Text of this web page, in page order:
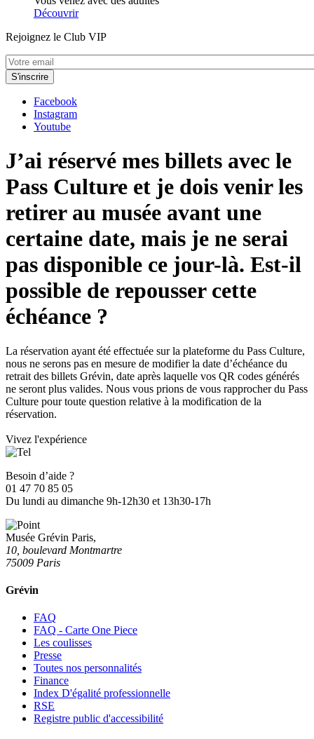
Découvrir
Rejoignez le Club VIP
Facebook
Instagram
Youtube
J’ai réservé mes billets avec le
Pass Culture et je dois venir les
retirer au musée avant une
certaine date, mais je ne serai
pas disponible ce jour-là. Est-il
possible de repousser cette
échéance ?
La réservation ayant été effectuée sur la plateforme du Pass Culture,
nous ne serons pas en mesure de modifier la date d’échéance du
retrait des billets Grévin, date après laquelle vos QR codes générés
ne seront plus valides. Nous vous prions de vous rapprocher du Pass
Culture pour toute question relative à la modification de la
réservation.
Vivez l'expérience
Besoin d’aide ?
01 47 70 85 05
Du lundi au dimanche 9h-12h30 et 13h30-17h
Musée Grévin Paris,
10, boulevard Montmartre
75009 Paris
Grévin
FAQ
FAQ - Carte One Piece
Les coulisses
Presse
Toutes nos personnalités
Finance
Index D'égalité professionnelle
RSE
Registre public d'accessibilité